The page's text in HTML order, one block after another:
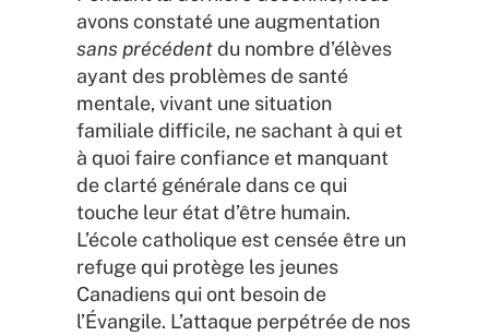
avons constaté une augmentation
sans précédentdu nombre d’élèves
ayant des problèmes de santé
mentale, vivant une situation
familiale difficile, ne sachant à qui et
à quoi faire confiance et manquant
de clarté générale dans ce qui
touche leur état d’être humain.
L’école catholique est censée être un
refuge qui protège les jeunes
Canadiens qui ont besoin de
l’Évangile. L’attaque perpétrée de nos